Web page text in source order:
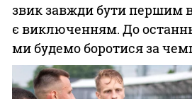
звик завжди бути першим
є виключенням. До
ми будемо боротися за